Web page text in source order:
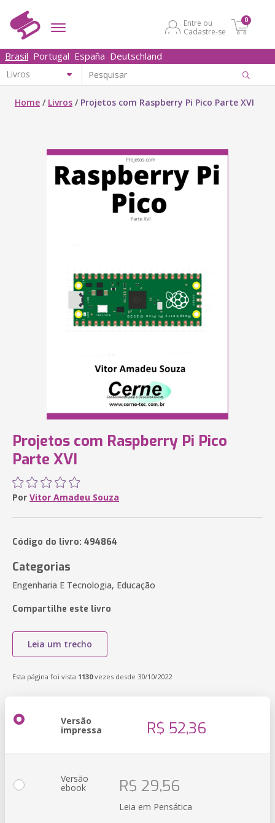
Entre ou
Cadastre-se
0
Brasil Portugal España Deutschland
Home / Livros / Projetos com Raspberry Pi Pico Parte XVI
Projetos com Raspberry Pi Pico
Parte XVI
Por Vitor Amadeu Souza
Código do livro: 494864
Categorias
Engenharia E Tecnologia, Educação
Compartilhe este livro
Leia um trecho
Esta página foi vista 1130vezes desde 30/10/2022
Versão
impressa R$ 52,36
Versão
ebook R$ 29,56
Leia em Pensática